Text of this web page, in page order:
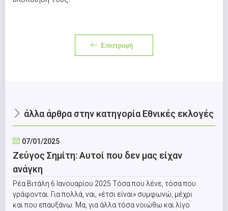
Επιστροφή
άλλα άρθρα στην κατηγορία Εθνικές εκλογές
07/01/2025
Ζεύγος Σημίτη: Αυτοί που δεν μας είχαν
ανάγκη
Ρέα Βιτάλη 6 Ιανουαρίου 2025 Τόσα που λένε, τόσα που
γράφονται. Για πολλά, ναι, «έτσι είναι» συμφωνώ, μέχρι
και που επαυξάνω. Μα, για άλλα τόσα νοιώθω και λίγο